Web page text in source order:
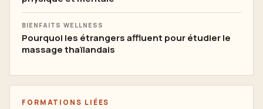
BIENFAITS WELLNESS
Pourquoi les étrangers affluent pour étudier le
massage thaïlandais
FORMATIONS LIÉES